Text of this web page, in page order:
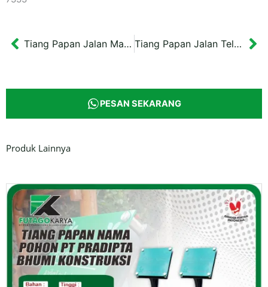
Prev Tiang Papan Jalan Mayor Suryotomo Tiang Papan Jalan Telaga Warna
PESAN SEKARANG
Produk Lainnya